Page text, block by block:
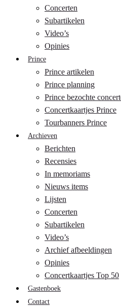
Concerten
Subartikelen
Video’s
Opinies
Prince
Prince artikelen
Prince planning
Prince bezochte
Concertkaartjes Prince
Tourbanners Prince
Archieven
Berichten
Recensies
In memoriams
Nieuws items
Lijsten
Concerten
Subartikelen
Video’s
Archief afbeeldingen
Opinies
Concertkaartjes Top 50
Gastenboek
Contact